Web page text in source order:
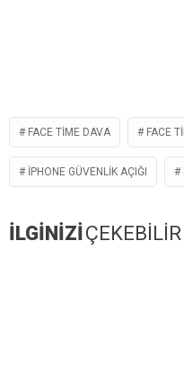
FACE TIME DAVA FACE
IPHONE GÜVENLIK AÇIĞI
İLGİNİZİ ÇEKEBİLİR